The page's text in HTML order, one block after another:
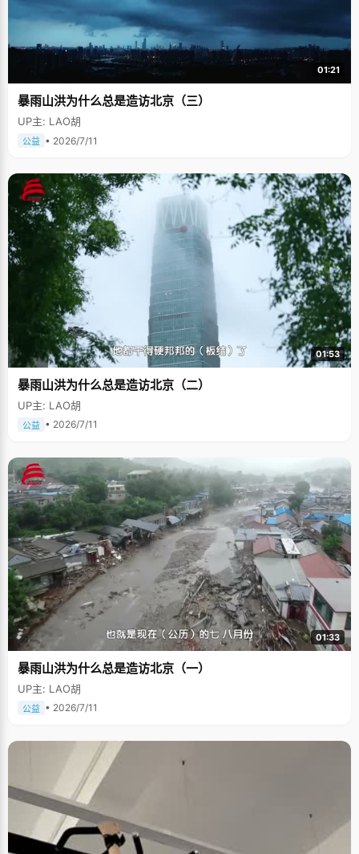
01:21
暴雨山洪为什么总是造访北京（三）
UP主: LAO胡
公益 • 2026/7/11
01:53
暴雨山洪为什么总是造访北京（二）
UP主: LAO胡
公益 • 2026/7/11
01:33
暴雨山洪为什么总是造访北京（一）
UP主: LAO胡
公益 • 2026/7/11